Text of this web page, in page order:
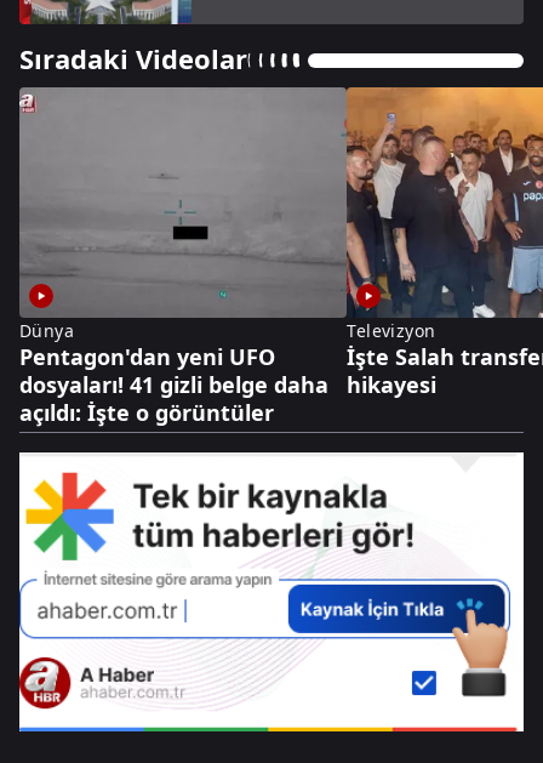
Sıradaki Videolar
Dünya
Pentagon'dan yeni UFO
dosyaları! 41 gizli belge daha
açıldı: İşte o görüntüler
Televizyon
İşte Salah
hikayesi